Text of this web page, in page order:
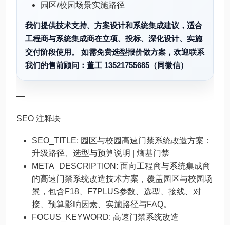
园区/校园场景实施路径
我们提供技术支持、方案设计和系统集成建议，适合
工程商与系统集成商在立项、投标、深化设计、实施
交付阶段使用。 如需免费选型报价做方案，欢迎联系
我们的售前顾问：董工 13521755685（同微信）
—
SEO 注释块
SEO_TITLE: 园区与校园高速门禁系统改造方案：
升级路径、选型与预算说明 | 熵基门禁
META_DESCRIPTION: 面向工程商与系统集成商
的高速门禁系统改造技术方案，覆盖园区与校园场
景，包含F18、F7PLUS参数、选型、接线、对
接、预算影响因素、实施路径与FAQ。
FOCUS_KEYWORD: 高速门禁系统改造